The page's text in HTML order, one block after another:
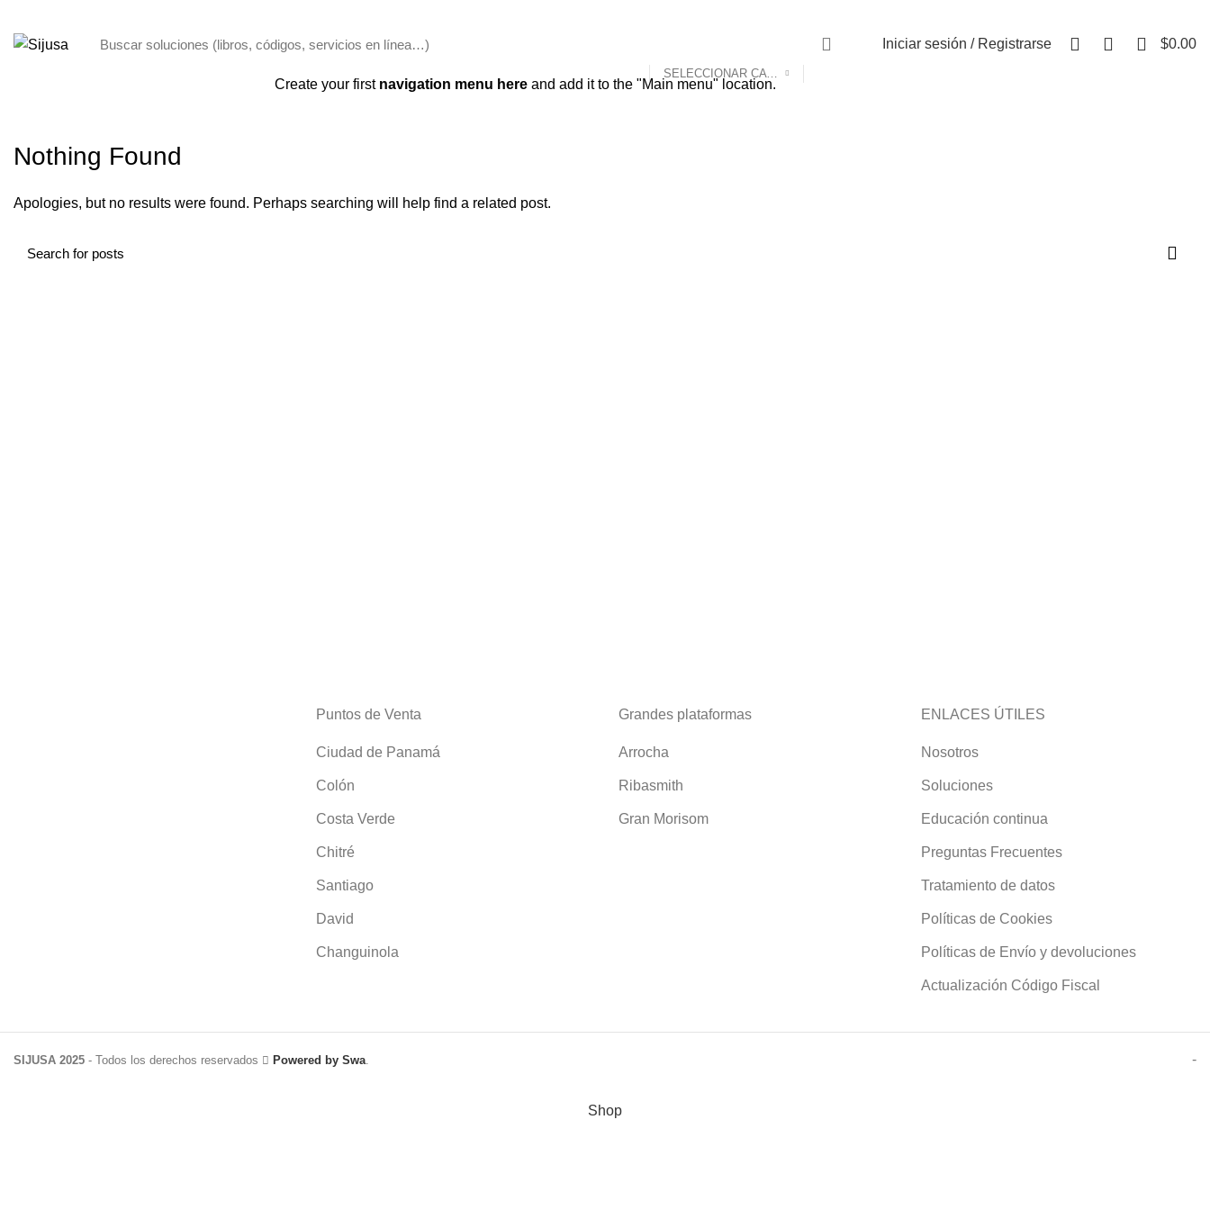
SELECCIONAR CATEGORÍA
Iniciar sesión / Registrarse $0.00
Create your first navigation menu here and add it to the "Main menu" location.
Nothing Found
Apologies, but no results were found. Perhaps searching will help find a related post.
Puntos de Venta
Ciudad de Panamá
Colón
Costa Verde
Chitré
Santiago
David
Changuinola
Grandes plataformas
Arrocha
Ribasmith
Gran Morisom
ENLACES ÚTILES
Nosotros
Soluciones
Educación continua
Preguntas Frecuentes
Tratamiento de datos
Políticas de Cookies
Políticas de Envío y devoluciones
Actualización Código Fiscal
SIJUSA 2025 - Todos los derechos reservados Powered by Swa -
Shop